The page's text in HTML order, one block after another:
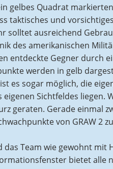
gelbes Quadrat
taktisches und
solltet ausreichend
des amerikanischen
entdeckte Gegner durch
werden in gelb
es sogar möglich, die
eigenen Sichtfeldes liegen.
geraten. Gerade einmal
von GRAW 2
das Team wie gewohnt mit
bietet alle